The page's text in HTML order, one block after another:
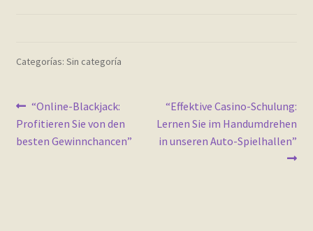
Finalizar compra
Frequently Questions
Home shop 2 – restaurant
Categorías: Sin categoría
Navegación
de
Anterior:
“Online-Blackjack:
Profitieren Sie von den
besten Gewinnchancen”
Siguiente:
“Effektive Casino-Schulung:
Lernen Sie im Handumdrehen
in unseren Auto-Spielhallen”